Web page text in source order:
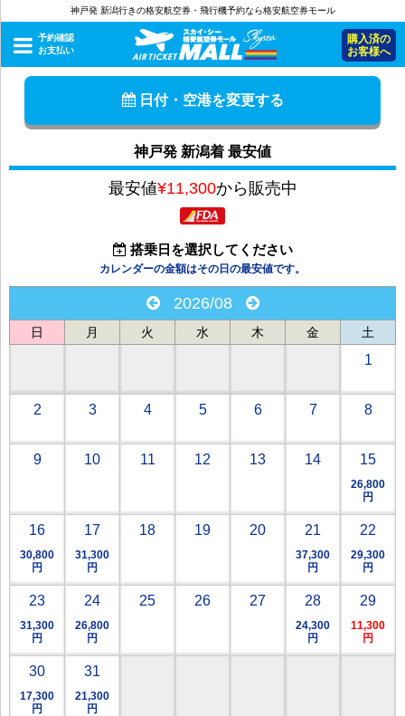
神戸発 新潟行きの格安航空券・飛行機予約なら格安航空券モール
予約確認
お支払い
購入済の
お客様へ
日付・空港を変更する
神戸発 新潟着 最安値
最安値¥11,300から販売中
搭乗日を選択してください
カレンダーの金額はその日の最安値です。
2026/08
日 月 火 水 木 金 土
1
2 3 4 5 6 7 8
9 10 11 12 13 14 15
26,800
円
16
30,800
円
17
31,300
円
18 19 20 21
37,300
円
22
29,300
円
23
31,300
円
24
26,800
円
25 26 27 28
24,300
円
29
11,300
円
30
17,300
円
31
21,300
円